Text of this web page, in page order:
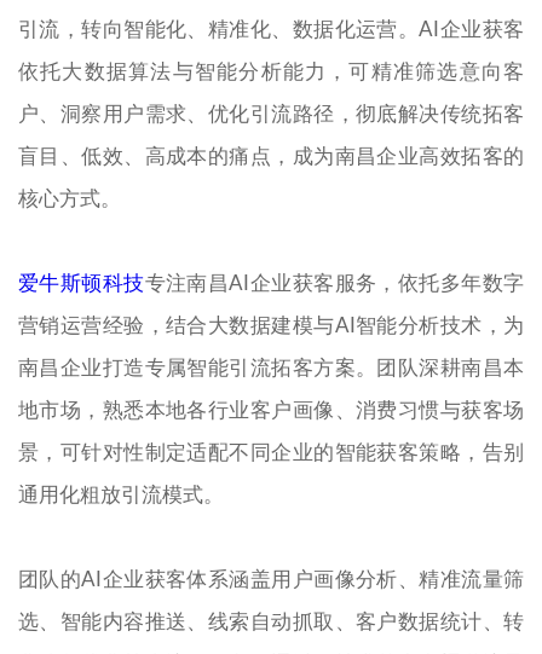
引流，转向智能化、精准化、数据化运营。AI企业获客
依托大数据算法与智能分析能力，可精准筛选意向客
户、洞察用户需求、优化引流路径，彻底解决传统拓客
盲目、低效、高成本的痛点，成为南昌企业高效拓客的
核心方式。
爱牛斯顿科技专注南昌AI企业获客服务，依托多年数字
营销运营经验，结合大数据建模与AI智能分析技术，为
南昌企业打造专属智能引流拓客方案。团队深耕南昌本
地市场，熟悉本地各行业客户画像、消费习惯与获客场
景，可针对性制定适配不同企业的智能获客策略，告别
通用化粗放引流模式。
团队的AI企业获客体系涵盖用户画像分析、精准流量筛
选、智能内容推送、线索自动抓取、客户数据统计、转